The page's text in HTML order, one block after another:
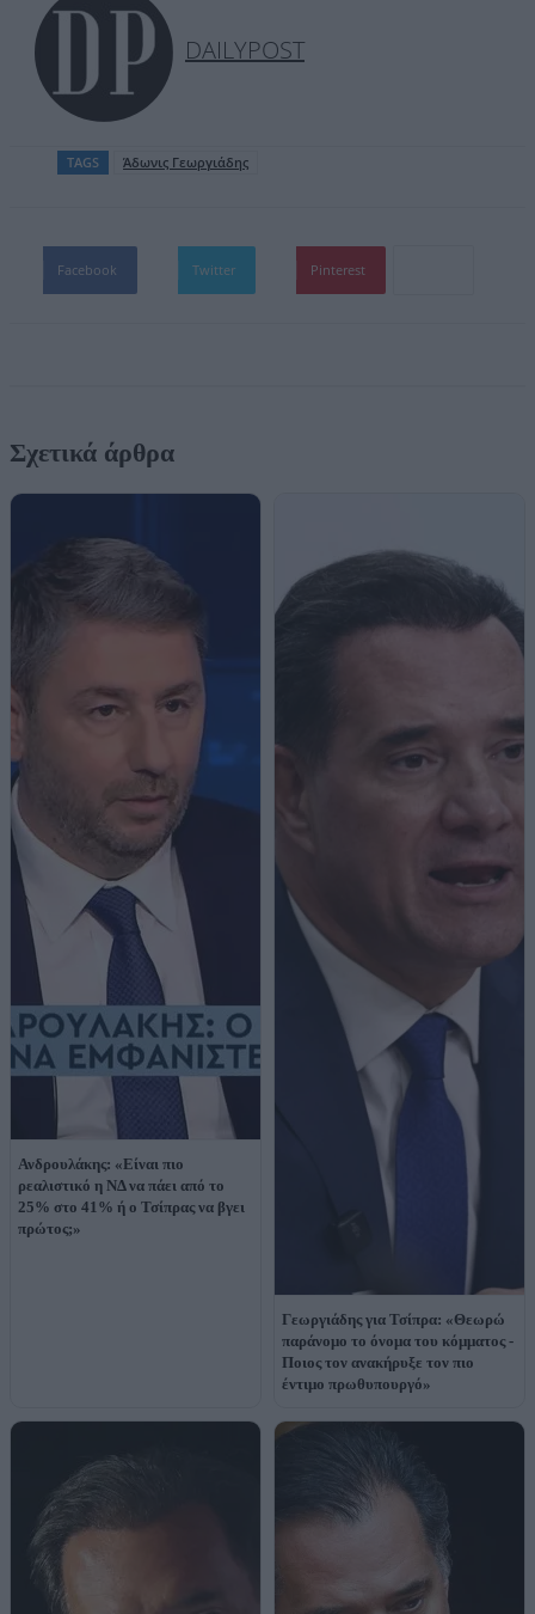
DAILYPOST
TAGS Άδωνις Γεωργιάδης
Facebook Twitter Pinterest
Σχετικά άρθρα
Ανδρουλάκης: «Είναι πιο
ρεαλιστικό η ΝΔ να πάει από το
25% στο 41% ή ο Τσίπρας να βγει
πρώτος;»
Γεωργιάδης για Τσίπρα: «Θεωρώ
παράνομο το όνομα του κόμματος -
Ποιος τον ανακήρυξε τον πιο
έντιμο πρωθυπουργό»